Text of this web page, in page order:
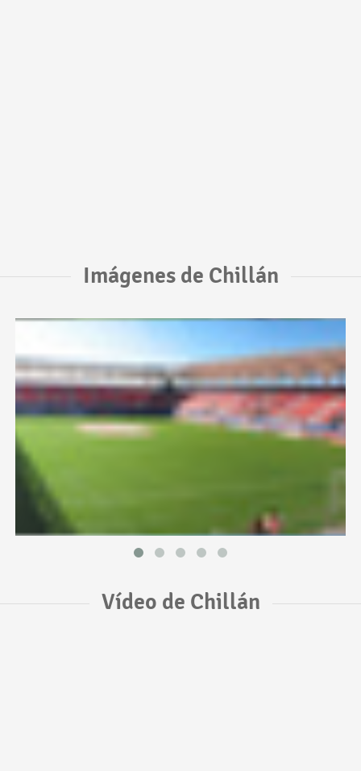
Imágenes de Chillán
Vídeo de Chillán